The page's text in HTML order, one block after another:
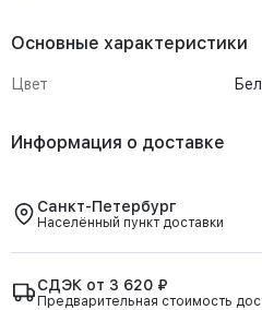
Основные характеристики
Цвет
Информация о доставке
Санкт-Петербург
Населённый пункт доставки
СДЭК от 3 620 ₽
Предварительная стоимость